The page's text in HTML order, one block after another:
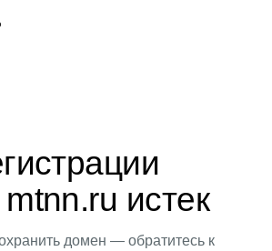
истек
домен — обратитесь к